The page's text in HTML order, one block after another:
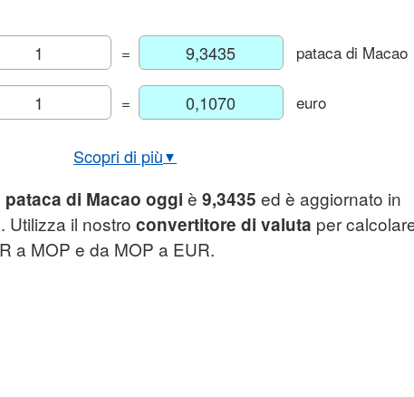
= pataca di Macao
= euro
Scopri di più▼
USD/MOP in tempo reale
Grafico euro pataca di Macao
di Macao oggi è 9,3435 ed è aggiornato in
Utilizza il nostro convertitore di valuta per
a MOP e da MOP a EUR.